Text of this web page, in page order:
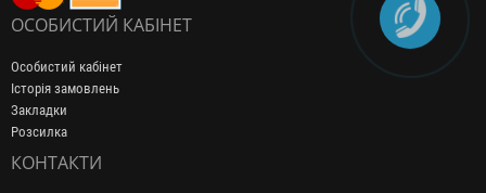
ОСОБИСТИЙ КАБІНЕТ
Особистий кабінет
Історія замовлень
Закладки
Розсилка
КОНТАКТИ